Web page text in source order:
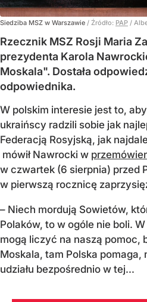
Siedziba MSZ w Warszawie / Źródło: PAP /
Rzecznik MSZ Rosji Maria
prezydenta Karola
Moskala". Dostała
odpowiednika.
W polskim interesie jest to,
ukraińscy radzili sobie jak
Federacją Rosyjską, jak
mówił Nawrocki w
w czwartek (6 sierpnia) przed
w pierwszą rocznicę
– Niech mordują Sowietów,
Polaków, to w ogóle nie boli.
mogą liczyć na naszą pomoc,
Moskala, tam Polska pomaga,
udziału bezpośrednio w tej...